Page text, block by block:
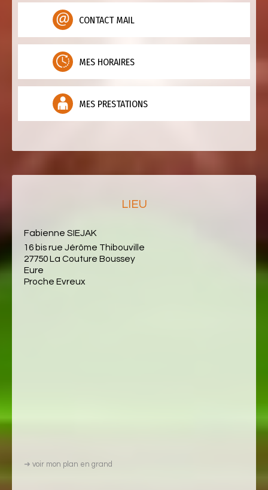
CONTACT MAIL
MES HORAIRES
MES PRESTATIONS
LIEU
Fabienne SIEJAK
16 bis rue Jérôme Thibouville
27750 La Couture Boussey
Eure
Proche Evreux
➜ voir mon plan en grand